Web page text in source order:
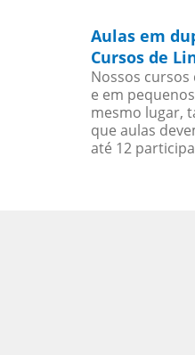
Aulas em
Cursos de
Nossos
e em
mesmo lugar,
que aulas
até 12